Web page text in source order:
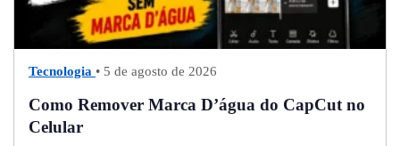
Tecnologia • 5 de agosto de 2026
Como Remover Marca D’água do CapCut no
Celular